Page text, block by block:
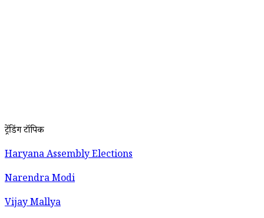
ट्रेंडिंग टॉपिक
Haryana Assembly Elections
Narendra Modi
Vijay Mallya